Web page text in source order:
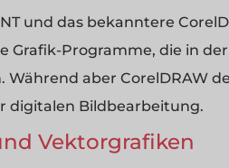
und das bekanntere
Grafik-Programme, die in
Während aber CorelDRAW
digitalen Bildbearbeitung.
Vektorgrafiken